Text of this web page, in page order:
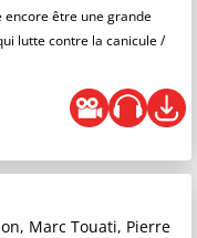
encore être une grande
lutte contre la canicule /
Marc Touati, Pierre